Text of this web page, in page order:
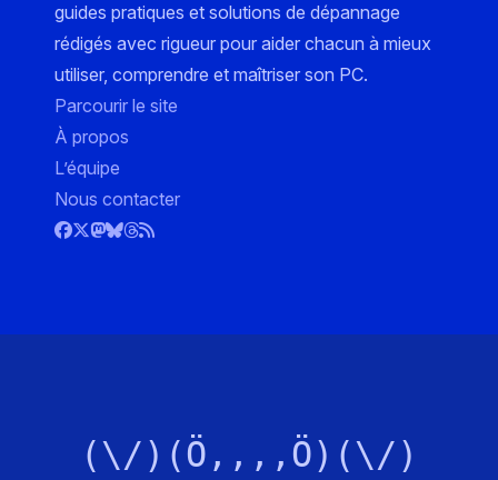
guides pratiques et solutions de dépannage
rédigés avec rigueur pour aider chacun à mieux
utiliser, comprendre et maîtriser son PC.
Parcourir le site
À propos
L’équipe
Nous contacter
(\/)(Ö,,,,Ö)(\/)